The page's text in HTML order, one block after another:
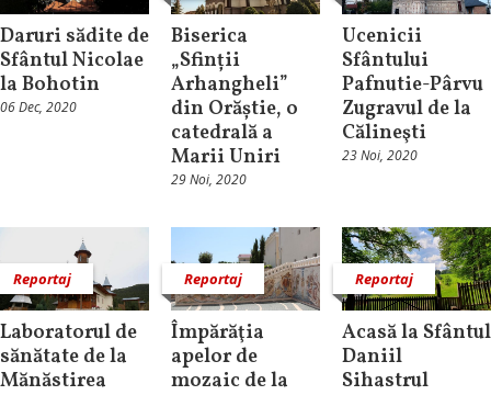
Daruri sădite de
Sfântul Nicolae
la Bohotin
06 Dec, 2020
Biserica
„Sfinții
Arhangheli”
din Orăștie, o
catedrală a
Marii Uniri
29 Noi, 2020
Ucenicii
Sfântului
Pafnutie-Pârvu
Zugravul de la
Călineşti
23 Noi, 2020
Reportaj
Laboratorul de
sănătate de la
Mănăstirea
Reportaj
Împărăţia
apelor de
mozaic de la
Reportaj
Acasă la Sfântul
Daniil
Sihastrul